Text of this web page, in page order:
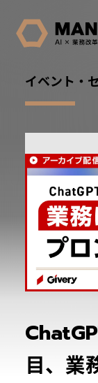
イベント・
目、業